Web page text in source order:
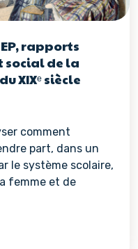
rapports
social de la
XIXᵉ siècle
comment
part, dans un
le système scolaire,
femme et de